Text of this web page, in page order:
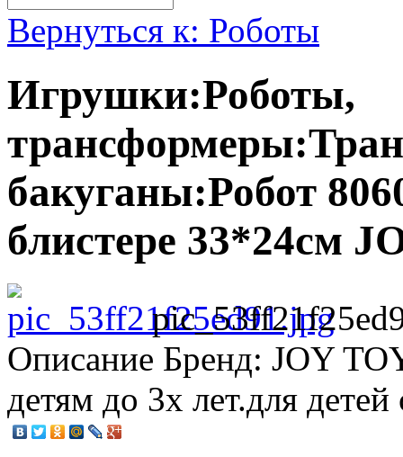
Вернуться к: Роботы
Игрушки:Роботы,
бакуганы:Робот
блистере 33*24см
Описание Бренд: JOY
детям до 3х лет.для детей